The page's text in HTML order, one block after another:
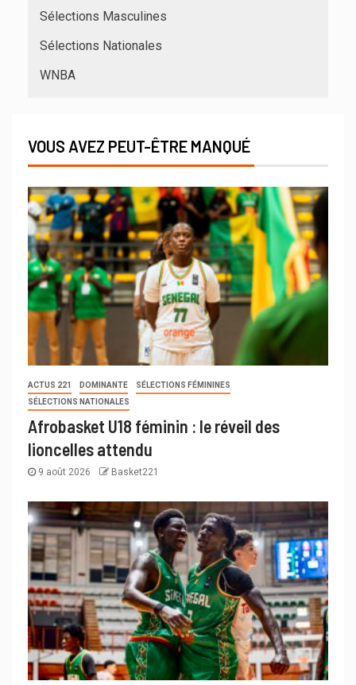
Sélections Masculines
Sélections Nationales
WNBA
VOUS AVEZ PEUT-ÊTRE MANQUÉ
ACTUS 221 DOMINANTE
SÉLECTIONS FÉMININES
SÉLECTIONS NATIONALES
Afrobasket U18 féminin : le réveil des
lioncelles attendu
9 août 2026 Basket221